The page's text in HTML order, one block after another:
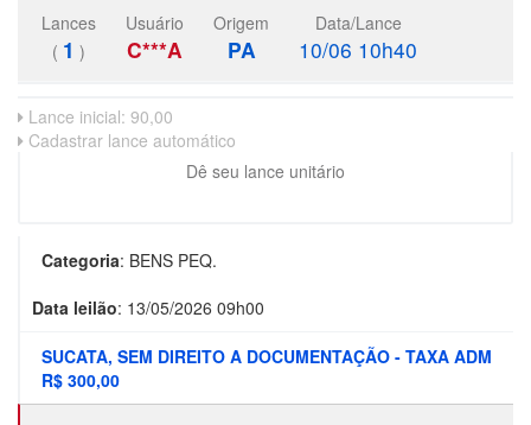
Lances
( 1 )
Usuário
C***A
Origem
PA
Data/Lance
10/06 10h40
Lance inicial: 90,00
Cadastrar lance automático
Dê seu lance unitário
Categoria: BENS PEQ.
Data leilão: 13/05/2026 09h00
SUCATA, SEM DIREITO A DOCUMENTAÇÃO - TAXA ADM
R$ 300,00